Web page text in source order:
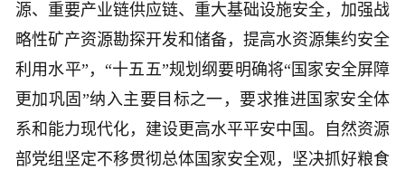
源、重要产业链供应链、重大基础设施安全，加强战
略性矿产资源勘探开发和储备，提高水资源集约安全
利用水平”，“十五五”规划纲要明确将“国家安全屏障
更加巩固”纳入主要目标之一，要求推进国家安全体
系和能力现代化，建设更高水平平安中国。自然资源
部党组坚定不移贯彻总体国家安全观，坚决抓好粮食